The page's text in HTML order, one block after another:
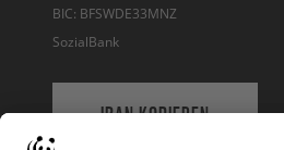
BIC: BFSWDE33MNZ
SozialBank
IBAN KOPIEREN